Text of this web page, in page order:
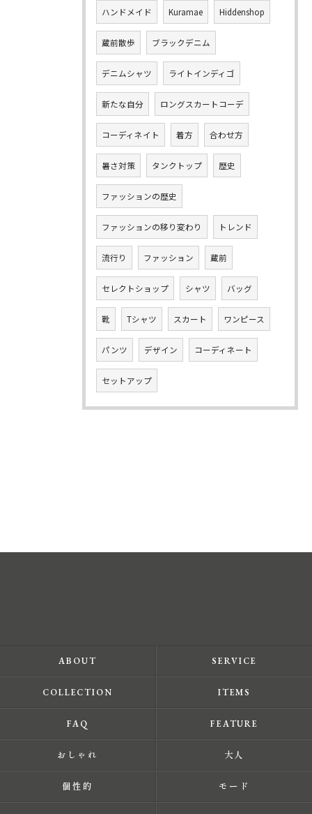
ハンドメイド Kuramae Hiddenshop
蔵前散歩 ブラックデニム
デニムシャツ ライトインディゴ
新たな自分 ロングスカートコーデ
コーディネイト 着方 合わせ方
暑さ対策 タンクトップ 歴史
ファッションの歴史
ファッションの移り変わり トレンド
流行り ファッション 蔵前
セレクトショップ シャツ バッグ
靴 Tシャツ スカート ワンピース
パンツ デザイン コーディネート
セットアップ
ABOUT SERVICE
COLLECTION ITEMS
FAQ FEATURE
おしゃれ 大人
個性的 モード